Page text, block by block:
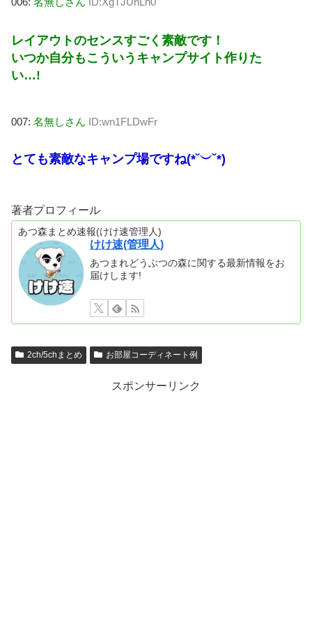
レイアウトのセンスすごく素敵です！
いつか自分もこういうキャンプサイト作りた
い…!
007: 名無しさん ID:wn1FLDwFr
とても素敵なキャンプ場ですね(*˘︶˘*)
著者プロフィール
あつ森まとめ速報(けけ速管理人)
けけ速(管理人)
あつまれどうぶつの森に関する最新情報をお
届けします!
2ch/5chまとめ お部屋コーディネート例
スポンサーリンク